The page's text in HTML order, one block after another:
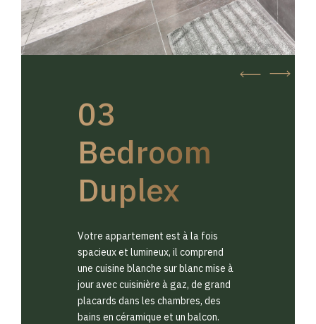
03
Bedroom
Duplex
Votre appartement est à la fois
spacieux et lumineux, il comprend
une cuisine blanche sur blanc mise à
jour avec cuisinière à gaz, de grand
placards dans les chambres, des
bains en céramique et un balcon.